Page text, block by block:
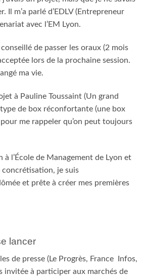
Il m’a parlé d’EDLV (Entrepreneur
avec l’EM Lyon.
conseillé de passer les oraux (2 mois
lors de la prochaine session.
ma vie.
à Pauline Toussaint (Un grand
de box réconfortante (une box
me rappeler qu’on peut toujours
l’École de Management de Lyon et
concrétisation, je suis
et prête à créer mes premières
lancer
de presse (Le Progrès, France Infos,
invitée à participer aux marchés de